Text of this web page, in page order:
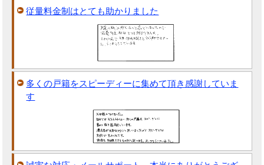
従量料金制はとても助かりました
多くの戸籍をスピーディーに集めて頂き感謝していま
す